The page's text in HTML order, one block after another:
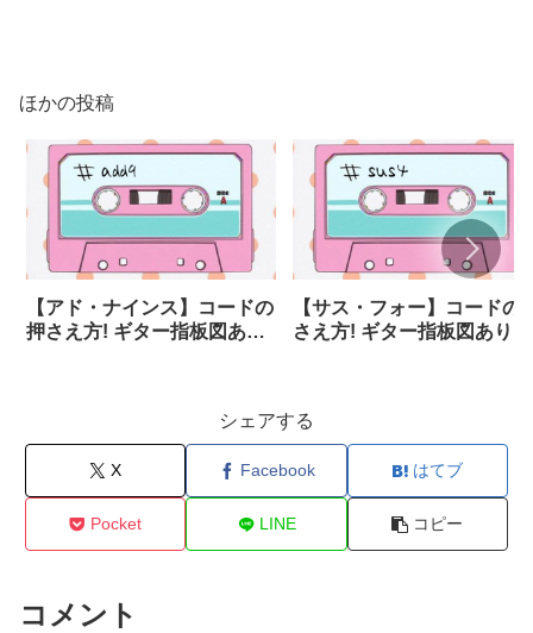
ほかの投稿
【アド・ナインス】コードの
押さえ方! ギター指板図あり
【サス・フォー】コードの
さえ方! ギター指板図あり
シェアする
X Facebook はてブ
Pocket LINE コピー
コメント